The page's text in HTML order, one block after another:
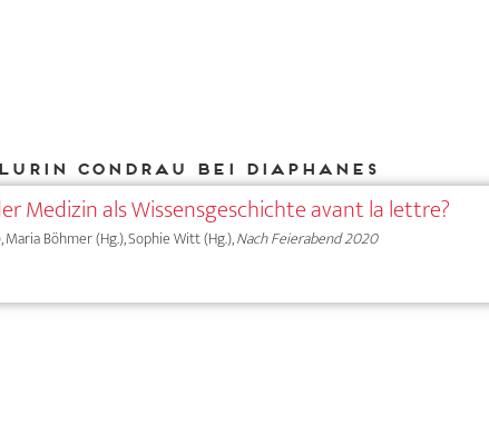
Condrau bei DIAPHANES
Medizin als Wissensgeschichte avant la lettre?
Böhmer (Hg.), Sophie Witt (Hg.),Nach Feierabend 2020